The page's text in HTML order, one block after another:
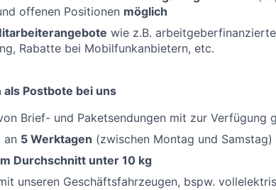
offenen Positionen möglich
wie z.B.
Rabatte bei Mobilfunkanbietern, etc.
als Postbote bei uns
Brief- und Paketsendungen mit zur Verfügung
an 5 Werktagen (zwischen Montag und Samstag)
Durchschnitt unter 10 kg
unseren Geschäftsfahrzeugen, bspw.